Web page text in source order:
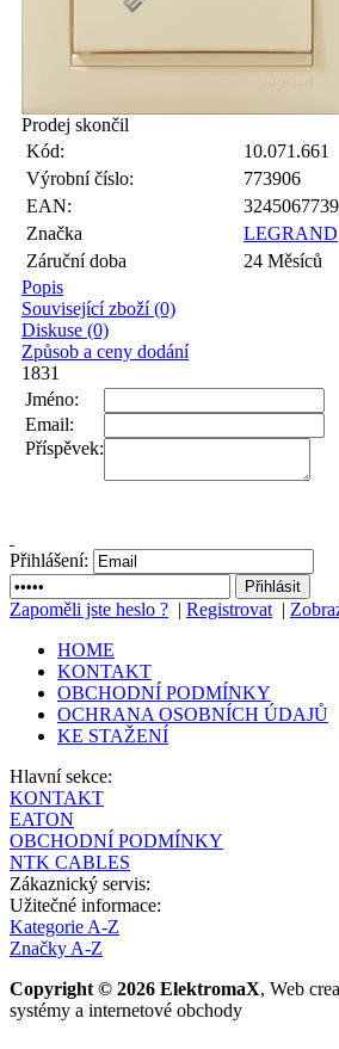
Prodej skončil
Kód:
10.071.661
Výrobní číslo:
773906
EAN:
Značka
LEGRAND
Záruční doba
24 Měsíců
Popis
Související zboží (0)
Diskuse (0)
Způsob a ceny dodání
1831
Jméno:
Email:
Příspěvek:
Přihlášení:
Zapoměli jste heslo ? | Registrovat |
HOME
KONTAKT
OBCHODNÍ PODMÍNKY
OCHRANA OSOBNÍCH ÚDAJŮ
KE STAŽENÍ
Hlavní sekce:
KONTAKT
EATON
OBCHODNÍ PODMÍNKY
NTK CABLES
Zákaznický servis:
Užitečné informace:
Kategorie A-Z
Značky A-Z
Copyright © 2026 ElektromaX, Web
systémy a internetové obchody